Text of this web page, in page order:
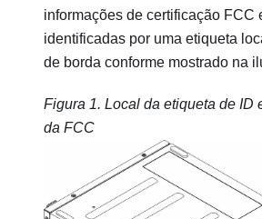
informações de certificação FCC
identificadas por uma etiqueta
de borda conforme mostrado na
Figura 1. Local da etiqueta de ID
da FCC